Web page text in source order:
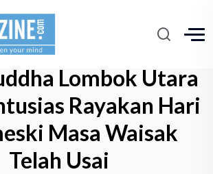
Lombok Utara
Rayakan Hari
Masa Waisak
Telah Usai